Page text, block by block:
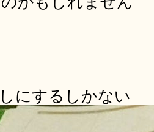
にするしかない